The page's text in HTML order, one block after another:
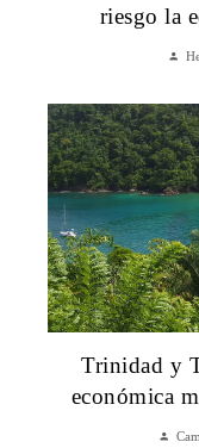
riesgo la
Trinidad y
económica